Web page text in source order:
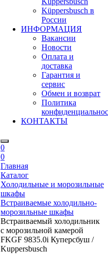
Küppersbusch в
России
ИНФОРМАЦИЯ
Вакансии
Новости
Оплата и
доставка
Гарантия и
сервис
Обмен и возврат
Политика
КОНТАКТЫ
0
0
Главная
Каталог
Холодильные и морозильные
шкафы
Встраиваемые холодильно-
морозильные шкафы
Встраиваемый холодильник
с морозильной камерой
FKGF 9835.0i Куперсбуш /
Kuppersbusch